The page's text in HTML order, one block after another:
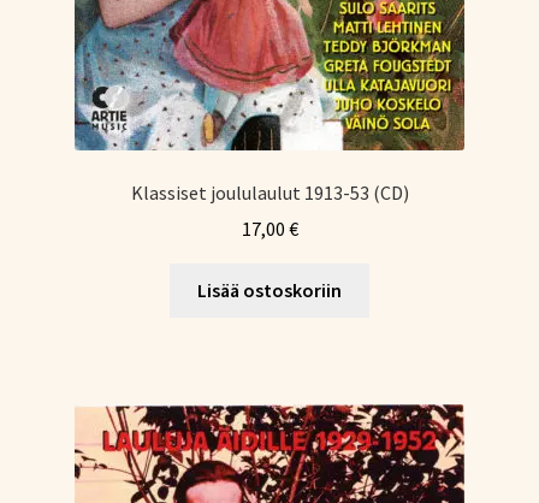
Klassiset joululaulut 1913-53 (CD)
17,00 €
Lisää ostoskoriin